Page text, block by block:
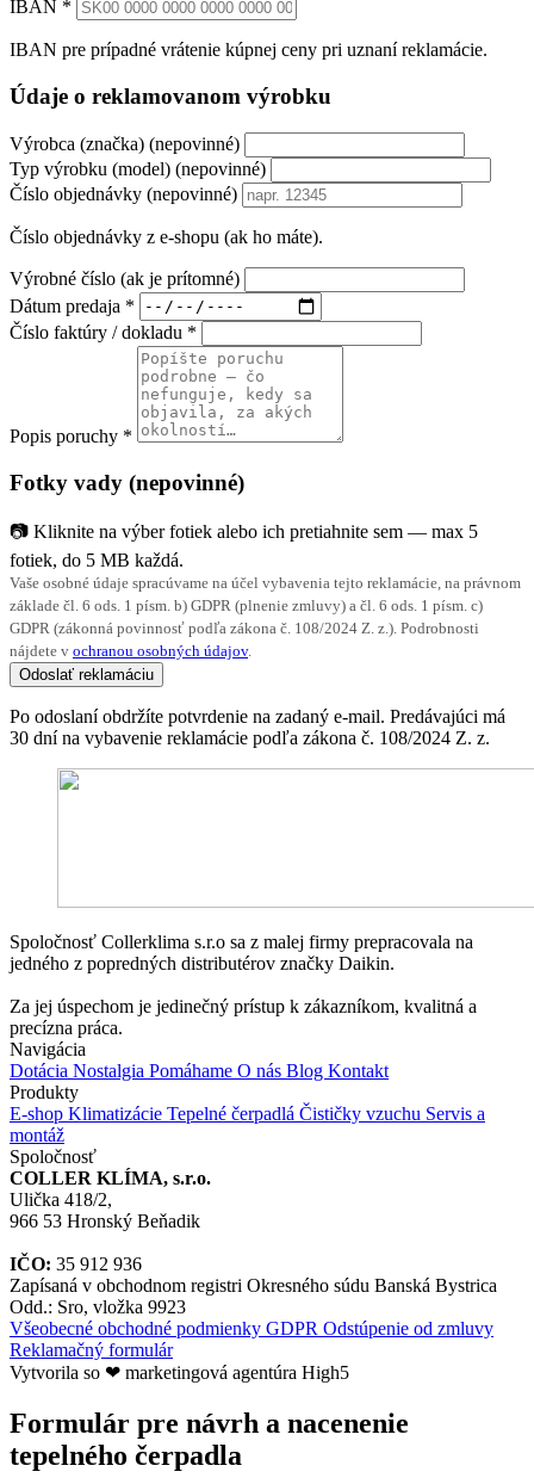
IBAN *
IBAN pre prípadné vrátenie kúpnej ceny pri uznaní reklamácie.
Údaje o reklamovanom výrobku
Výrobca (značka) (nepovinné)
Typ výrobku (model) (nepovinné)
Číslo objednávky (nepovinné)
Číslo objednávky z e-shopu (ak ho máte).
Výrobné číslo (ak je prítomné)
Dátum predaja *
Číslo faktúry / dokladu *
Popis poruchy *
Fotky vady (nepovinné)
📷 Kliknite na výber fotiek alebo ich pretiahnite sem — max 5
fotiek, do 5 MB každá.
Vaše osobné údaje spracúvame na účel vybavenia tejto reklamácie, na právnom
základe čl. 6 ods. 1 písm. b) GDPR (plnenie zmluvy) a čl. 6 ods. 1 písm. c)
GDPR (zákonná povinnosť podľa zákona č. 108/2024 Z. z.). Podrobnosti
nájdete v ochranou osobných údajov.
Odoslať reklamáciu
Po odoslaní obdržíte potvrdenie na zadaný e-mail. Predávajúci má
30 dní na vybavenie reklamácie podľa zákona č. 108/2024 Z. z.
Spoločnosť Collerklima s.r.o sa z malej firmy prepracovala na
jedného z popredných distributérov značky Daikin.
Za jej úspechom je jedinečný prístup k zákazníkom, kvalitná a
precízna práca.
Navigácia
Dotácia Nostalgia Pomáhame O nás Blog Kontakt
Produkty
E-shop Klimatizácie Tepelné čerpadlá Čističky vzuchu Servis a
montáž
Spoločnosť
COLLER KLÍMA, s.r.o.
Ulička 418/2,
966 53 Hronský Beňadik
IČO: 35 912 936
Zapísaná v obchodnom registri Okresného súdu Banská Bystrica
Odd.: Sro, vložka 9923
Všeobecné obchodné podmienky GDPR Odstúpenie od zmluvy
Reklamačný formulár
Vytvorila so ❤ marketingová agentúra High5
Formulár pre návrh a nacenenie
tepelného čerpadla